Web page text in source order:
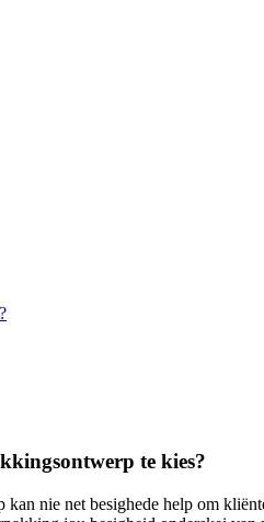
te kies?
nie net besighede help om